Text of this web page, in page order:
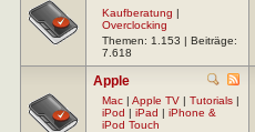
Kaufberatung |
Overclocking
Themen: 1.153 | Beiträge:
7.618
Apple
Mac | Apple TV | Tutorials |
iPod | iPad | iPhone &
iPod Touch